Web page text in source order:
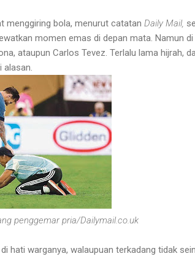
menggiring bola, menurut catatan Daily Mail,
momen emas di depan mata. Namun di
ataupun Carlos Tevez. Terlalu lama hijrah,
penggemar pria/Dailymail.co.uk
hati warganya, walaupuan terkadang tidak